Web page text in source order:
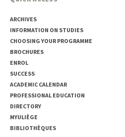
ARCHIVES
INFORMATION ON STUDIES
CHOOSING YOUR PROGRAMME
BROCHURES
ENROL
SUCCESS
ACADEMIC CALENDAR
PROFESSIONAL EDUCATION
DIRECTORY
MYULIÈGE
BIBLIOTHÈQUES